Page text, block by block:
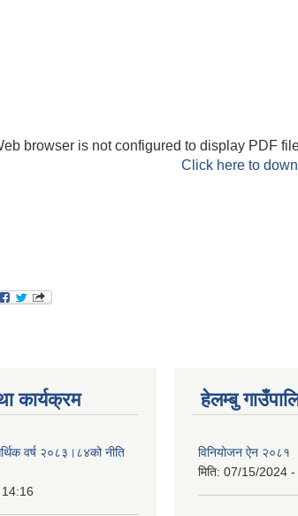
browser is not configured to display PDF
Click here to
कार्यक्रम
वर्ष २०८३।८४को नीति
हेलम्बु
विनियोजन ऐन २०८१
मिति: 07/15/2024